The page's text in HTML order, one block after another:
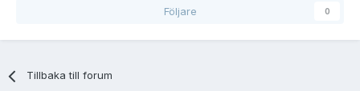
Följare 0
Tillbaka till forum